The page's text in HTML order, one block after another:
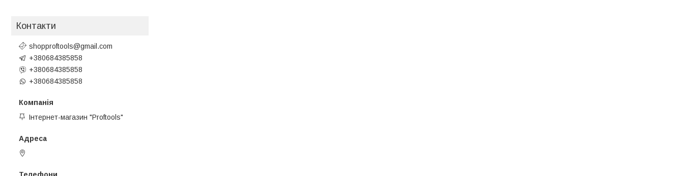
Контакти
shopproftools@gmail.com
+380684385858
+380684385858
+380684385858
Інтернет-магазин "Proftools"